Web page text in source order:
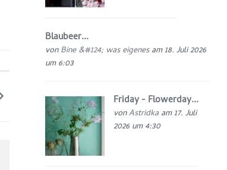
Blaubeer...
vonBine &#124; was eigenesam 18. Juli 2026
um 6:03
Friday - Flowerday...
vonAstridka am 17. Juli
2026 um 4:30